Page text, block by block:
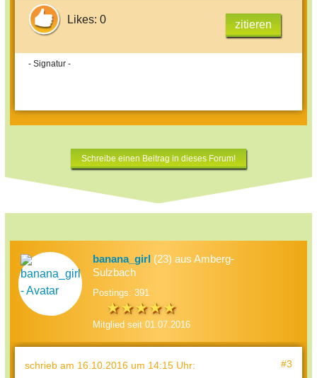
Likes: 0 zitieren
- Signatur -
Schreibe einen Beitrag in dieses Forum!
banana_girl (23) aus Amberg-
Sulzbach
Postings: 391
Mitglied seit 01.07.2016
schrieb am 16.10.2016 um 14:15 Uhr: #3